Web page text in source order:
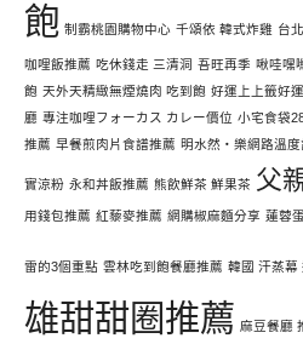
飽 制霸桃園購物中心 千頌依 韓式炸雞 台
咖哩飯推薦 吃休錢走 三清洞 吾旺再季 啾哇嘿
飽 天外天精緻無煙燒肉 吃到飽 好運上上籤好
廳 專注咖哩フォーカス カレー價位 小宅食袋
推薦 早餐煎肉片食譜推薦 明水然・樂網路溫度
實涼粉 永和丼飯推薦 熊飲鮮茶 鮮果茶 父
用錢包推薦 紅藜麥推薦 網購椒麻麵分享 蓮蓉
雷的3個重點 雲林吃到飽餐廳推薦 韓國 汗蒸幕
雄甜甜圈推薦 麻豆餐廳